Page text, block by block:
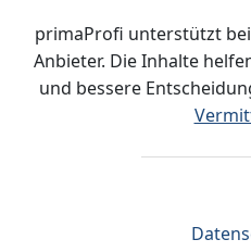
primaProfi unterstützt
Anbieter. Die Inhalte
und bessere